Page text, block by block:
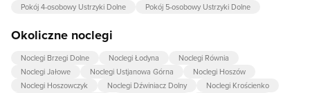
Pokój 4-osobowy Ustrzyki Dolne
Pokój 5-osobowy Ustrzyki Dolne
Okoliczne noclegi
Noclegi Brzegi Dolne Noclegi Łodyna
Noclegi Równia
Noclegi Jałowe
Noclegi Ustjanowa Górna
Noclegi Hoszów
Noclegi Hoszowczyk
Noclegi Dźwiniacz Dolny
Noclegi Krościenko